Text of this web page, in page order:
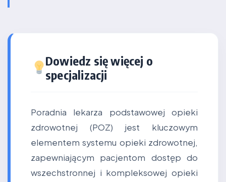
Dowiedz się więcej o
specjalizacji
Poradnia lekarza podstawowej opieki
zdrowotnej (POZ) jest kluczowym
elementem systemu opieki zdrowotnej,
zapewniającym pacjentom dostęp do
wszechstronnej i kompleksowej opieki